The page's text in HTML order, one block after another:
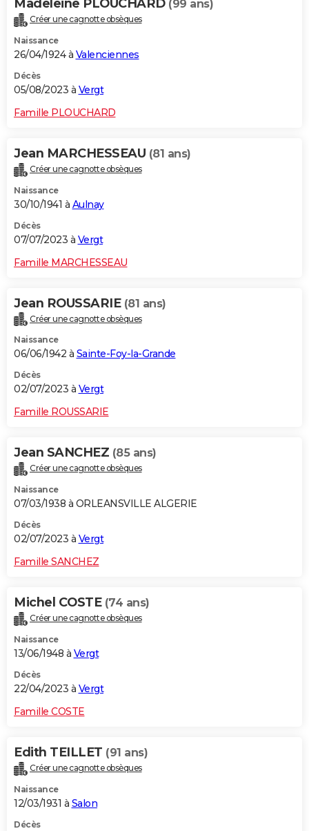
Madeleine PLOUCHARD (99 ans)
Créer une cagnotte obsèques
Naissance
26/04/1924 à Valenciennes
Décès
05/08/2023 à Vergt
Famille PLOUCHARD
Jean MARCHESSEAU (81 ans)
Créer une cagnotte obsèques
Naissance
30/10/1941 à Aulnay
Décès
07/07/2023 à Vergt
Famille MARCHESSEAU
Jean ROUSSARIE (81 ans)
Créer une cagnotte obsèques
Naissance
06/06/1942 à Sainte-Foy-la-Grande
Décès
02/07/2023 à Vergt
Famille ROUSSARIE
Jean SANCHEZ (85 ans)
Créer une cagnotte obsèques
Naissance
07/03/1938 à ORLEANSVILLE ALGERIE
Décès
02/07/2023 à Vergt
Famille SANCHEZ
Michel COSTE (74 ans)
Créer une cagnotte obsèques
Naissance
13/06/1948 à Vergt
Décès
22/04/2023 à Vergt
Famille COSTE
Edith TEILLET (91 ans)
Créer une cagnotte obsèques
Naissance
12/03/1931 à Salon
Décès